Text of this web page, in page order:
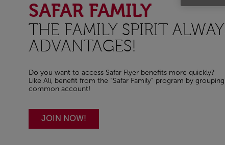
SAFAR FAMILY
THE FAMILY SPIRIT
ADVANTAGES!
Do you want to access Safar Flyer benefits more quickly?
Like Ali, benefit from the “Safar Family” program by
common account!
JOIN NOW!